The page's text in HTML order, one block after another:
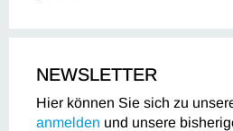
NEWSLETTER
Hier können Sie sich zu
anmelden und unsere